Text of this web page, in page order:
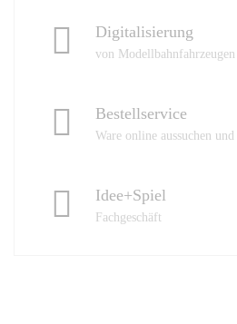
Digitalisierung
von
Bestellservice
Ware online aussuchen
Idee+Spiel
Fachgeschäft